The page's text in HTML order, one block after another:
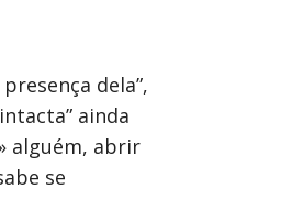
dela”,
ainda
alguém, abrir
se